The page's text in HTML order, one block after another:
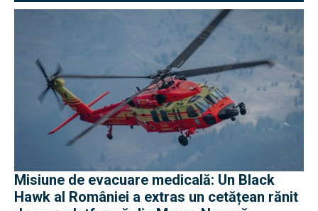
Misiune de evacuare medicală: Un Black
Hawk al României a extras un cetățean rănit